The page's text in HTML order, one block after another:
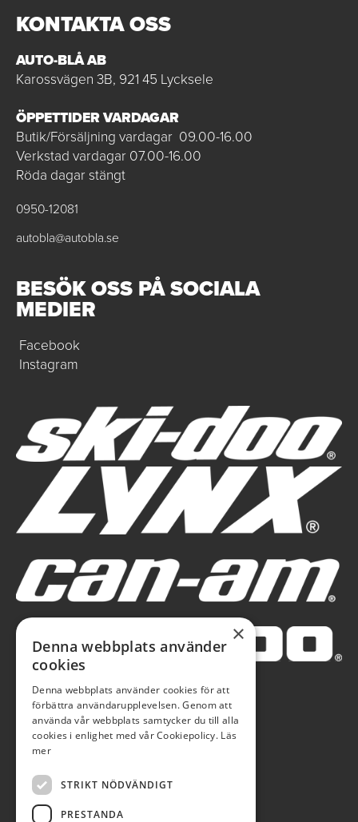
KONTAKTA OSS
AUTO-BLÅ AB
Karossvägen 3B, 921 45 Lycksele
ÖPPETTIDER VARDAGAR
Butik/Försäljning vardagar 09.00-16.00
Verkstad vardagar 07.00-16.00
Röda dagar stängt
0950-12081
autobla@autobla.se
BESÖK OSS PÅ SOCIALA
MEDIER
Facebook
Instagram
×
Denna webbplats använder
cookies
Denna webbplats använder cookies för att
förbättra användarupplevelsen. Genom att
använda vår webbplats samtycker du till alla
cookies i enlighet med vår Cookiepolicy. Läs
mer
STRIKT NÖDVÄNDIGT
PRESTANDA